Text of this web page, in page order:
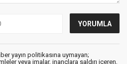
yayın politikasına uymayan;
veya imalar, inançlara saldırı içeren,